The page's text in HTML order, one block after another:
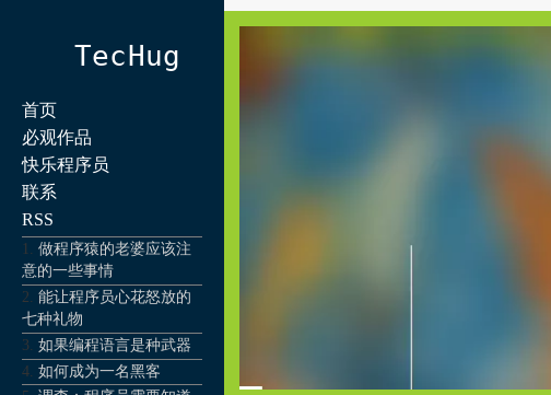
TecHug
首页
必观作品
快乐程序员
联系
RSS
做程序猿的老婆应该注
意的一些事情
能让程序员心花怒放的
七种礼物
如果编程语言是种武器
如何成为一名黑客